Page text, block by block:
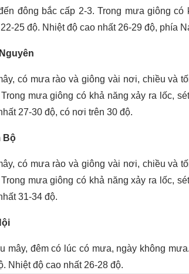
đông bắc cấp 2-3. Trong mưa giông
25 độ. Nhiệt độ cao nhất 26-29 độ, phía
có mưa rào và giông vài nơi, chiều và
mưa giông có khả năng xảy ra lốc,
27-30 độ, có nơi trên 30 độ.
Bộ
có mưa rào và giông vài nơi, chiều và
mưa giông có khả năng xảy ra lốc,
31-34 độ.
mây, đêm có lúc có mưa, ngày không
Nhiệt độ cao nhất 26-28 độ.